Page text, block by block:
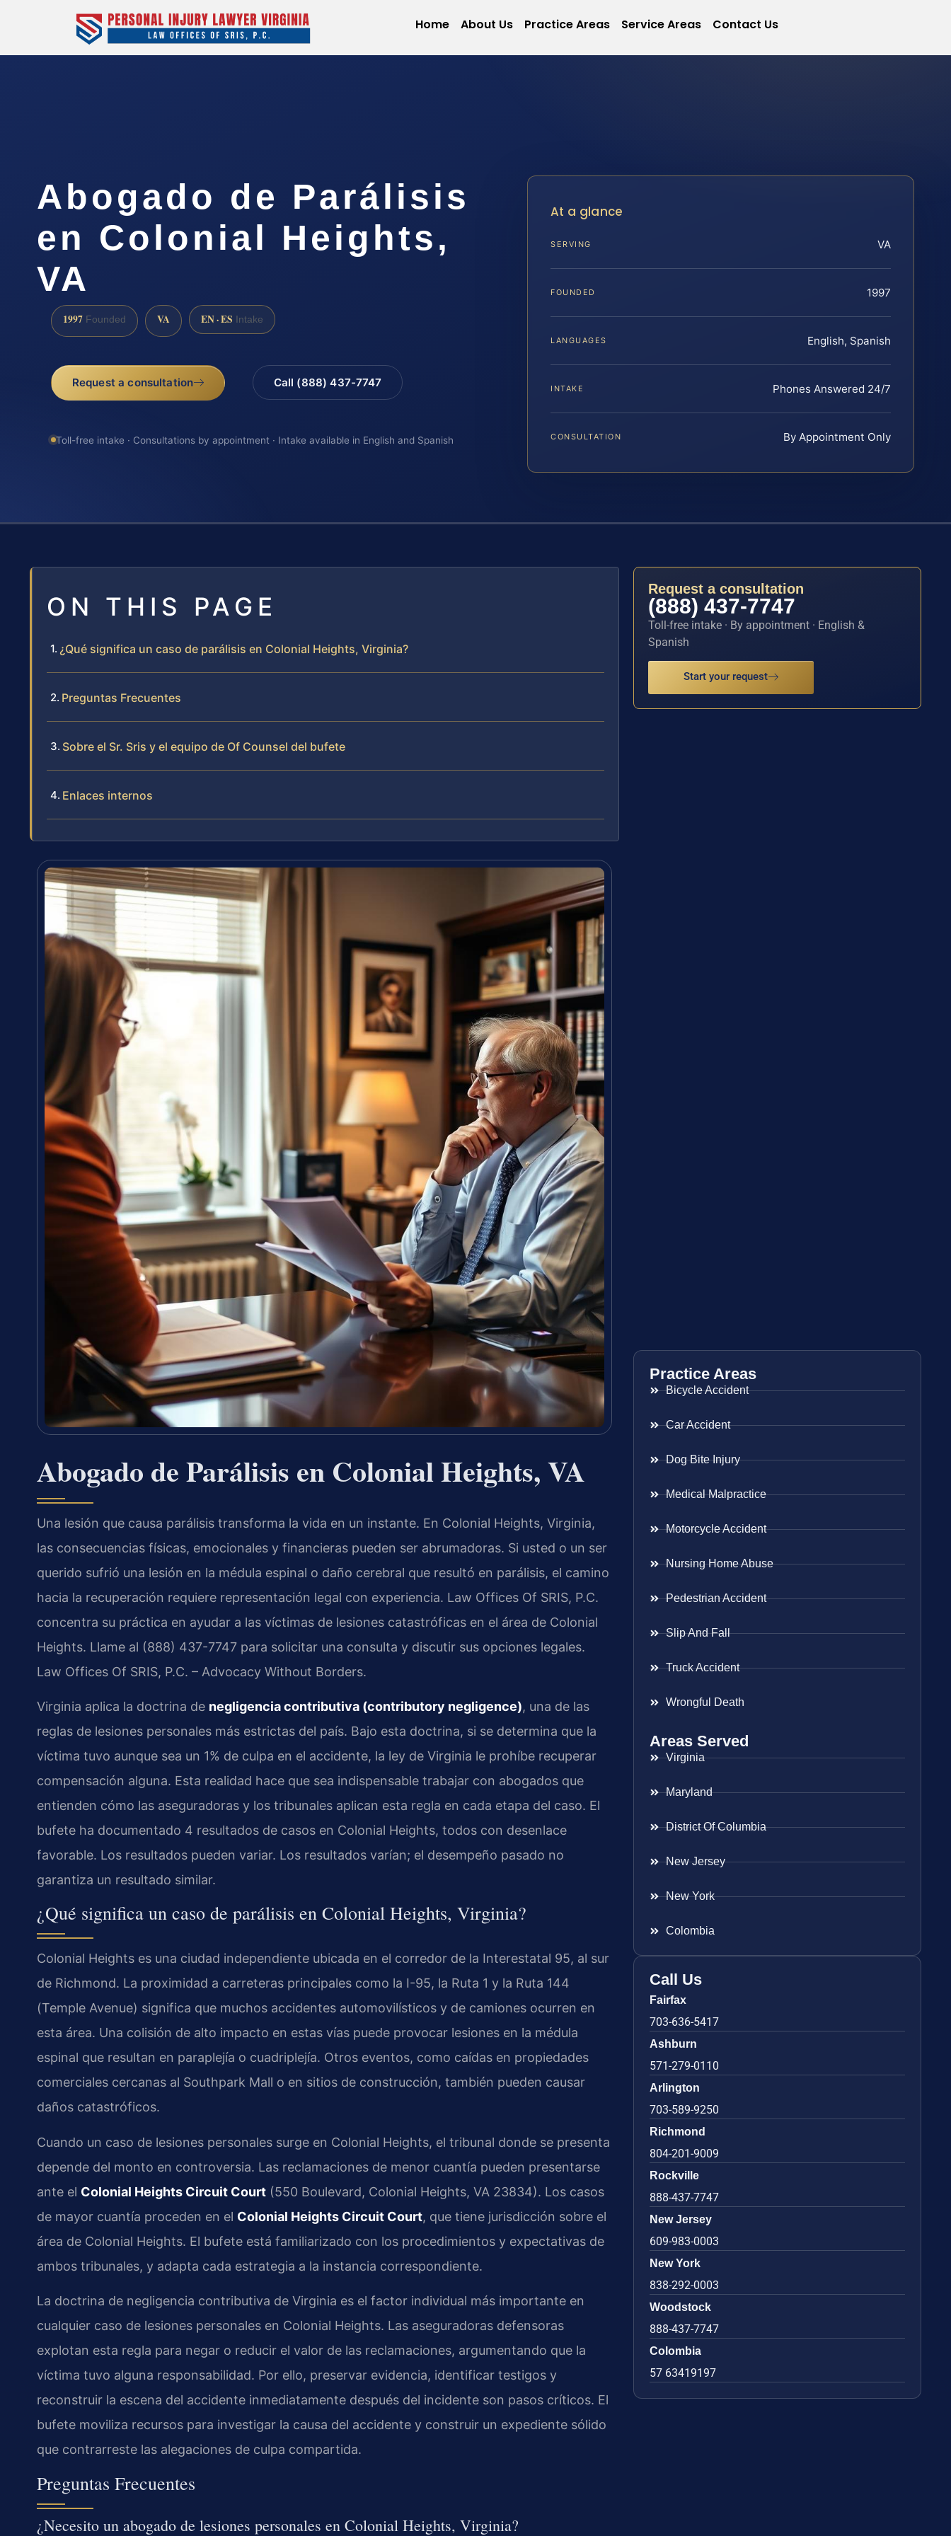
Home About Us Practice Areas Service Areas Contact Us
Abogado de Parálisis
en Colonial Heights,
VA
1997 Founded VA EN · ES Intake
Request a consultation Call (888) 437-7747
Toll-free intake · Consultations by appointment · Intake available in English and Spanish
At a glance
SERVING VA
FOUNDED 1997
LANGUAGES English, Spanish
INTAKE Phones Answered 24/7
CONSULTATION By Appointment Only
ON THIS PAGE
¿Qué significa un caso de parálisis en Colonial Heights, Virginia?
Preguntas Frecuentes
Sobre el Sr. Sris y el equipo de Of Counsel del bufete
Enlaces internos
Abogado de Parálisis en Colonial Heights, VA
Una lesión que causa parálisis transforma la vida en un instante. En Colonial Heights, Virginia,
las consecuencias físicas, emocionales y financieras pueden ser abrumadoras. Si usted o un ser
querido sufrió una lesión en la médula espinal o daño cerebral que resultó en parálisis, el camino
hacia la recuperación requiere representación legal con experiencia. Law Offices Of SRIS, P.C.
concentra su práctica en ayudar a las víctimas de lesiones catastróficas en el área de Colonial
Heights. Llame al (888) 437-7747 para solicitar una consulta y discutir sus opciones legales.
Law Offices Of SRIS, P.C. – Advocacy Without Borders.
Virginia aplica la doctrina de negligencia contributiva (contributory negligence), una de las
reglas de lesiones personales más estrictas del país. Bajo esta doctrina, si se determina que la
víctima tuvo aunque sea un 1% de culpa en el accidente, la ley de Virginia le prohíbe recuperar
compensación alguna. Esta realidad hace que sea indispensable trabajar con abogados que
entienden cómo las aseguradoras y los tribunales aplican esta regla en cada etapa del caso. El
bufete ha documentado 4 resultados de casos en Colonial Heights, todos con desenlace
favorable. Los resultados pueden variar. Los resultados varían; el desempeño pasado no
garantiza un resultado similar.
¿Qué significa un caso de parálisis en Colonial Heights, Virginia?
Colonial Heights es una ciudad independiente ubicada en el corredor de la Interestatal 95, al sur
de Richmond. La proximidad a carreteras principales como la I-95, la Ruta 1 y la Ruta 144
(Temple Avenue) significa que muchos accidentes automovilísticos y de camiones ocurren en
esta área. Una colisión de alto impacto en estas vías puede provocar lesiones en la médula
espinal que resultan en paraplejía o cuadriplejía. Otros eventos, como caídas en propiedades
comerciales cercanas al Southpark Mall o en sitios de construcción, también pueden causar
daños catastróficos.
Cuando un caso de lesiones personales surge en Colonial Heights, el tribunal donde se presenta
depende del monto en controversia. Las reclamaciones de menor cuantía pueden presentarse
ante el Colonial Heights Circuit Court (550 Boulevard, Colonial Heights, VA 23834). Los casos
de mayor cuantía proceden en el Colonial Heights Circuit Court, que tiene jurisdicción sobre el
área de Colonial Heights. El bufete está familiarizado con los procedimientos y expectativas de
ambos tribunales, y adapta cada estrategia a la instancia correspondiente.
La doctrina de negligencia contributiva de Virginia es el factor individual más importante en
cualquier caso de lesiones personales en Colonial Heights. Las aseguradoras defensoras
explotan esta regla para negar o reducir el valor de las reclamaciones, argumentando que la
víctima tuvo alguna responsabilidad. Por ello, preservar evidencia, identificar testigos y
reconstruir la escena del accidente inmediatamente después del incidente son pasos críticos. El
bufete moviliza recursos para investigar la causa del accidente y construir un expediente sólido
que contrarreste las alegaciones de culpa compartida.
Preguntas Frecuentes
¿Necesito un abogado de lesiones personales en Colonial Heights, Virginia?
Request a consultation
(888) 437-7747
Toll-free intake · By appointment · English &
Spanish
Start your request
Practice Areas
Bicycle Accident
Car Accident
Dog Bite Injury
Medical Malpractice
Motorcycle Accident
Nursing Home Abuse
Pedestrian Accident
Slip And Fall
Truck Accident
Wrongful Death
Areas Served
Virginia
Maryland
District Of Columbia
New Jersey
New York
Colombia
Call Us
Fairfax
703-636-5417
Ashburn
571-279-0110
Arlington
703-589-9250
Richmond
804-201-9009
Rockville
888-437-7747
New Jersey
609-983-0003
New York
838-292-0003
Woodstock
888-437-7747
Colombia
57 63419197